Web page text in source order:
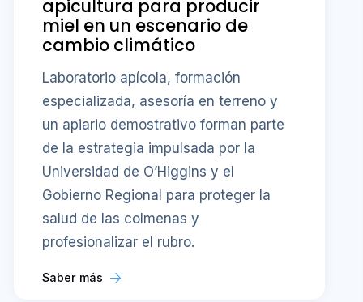
apicultura para producir
miel en un escenario de
cambio climático
Laboratorio apícola, formación
especializada, asesoría en terreno y
un apiario demostrativo forman parte
de la estrategia impulsada por la
Universidad de O’Higgins y el
Gobierno Regional para proteger la
salud de las colmenas y
profesionalizar el rubro.
Saber más